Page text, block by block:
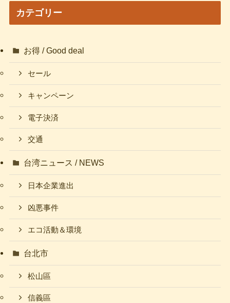
カテゴリー
お得 / Good deal
セール
キャンペーン
電子決済
交通
台湾ニュース / NEWS
日本企業進出
凶悪事件
エコ活動＆環境
台北市
松山區
信義區